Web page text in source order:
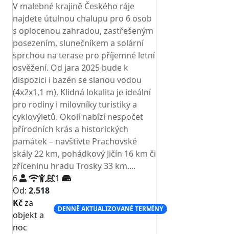
V malebné krajině Českého ráje
najdete útulnou chalupu pro 6 osob
s oplocenou zahradou, zastřešeným
posezením, slunečníkem a solární
sprchou na terase pro příjemné letní
osvěžení. Od jara 2025 bude k
dispozici i bazén se slanou vodou
(4x2x1,1 m). Klidná lokalita je ideální
pro rodiny i milovníky turistiky a
cyklovýletů. Okolí nabízí nespočet
přírodních krás a historických
památek – navštivte Prachovské
skály 22 km, pohádkový Jičín 16 km či
zříceninu hradu Trosky 33 km....
6
1
Od: 2.518
Kčza
objekt a
noc
DENNĚ AKTUALIZOVANÉ TERMÍNY